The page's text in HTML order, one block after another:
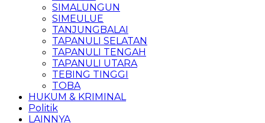
SIMALUNGUN
SIMEULUE
TANJUNGBALAI
TAPANULI SELATAN
TAPANULI TENGAH
TAPANULI UTARA
TEBING TINGGI
TOBA
HUKUM & KRIMINAL
Politik
LAINNYA